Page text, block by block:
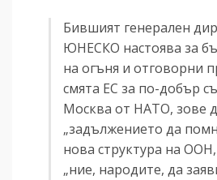
Бившият генерален
ЮНЕСКО настоява за
на огъня и отговорни
смята ЕС за по-добър
Москва от НАТО, зове
„задължението да
нова структура на
„ние, народите, да